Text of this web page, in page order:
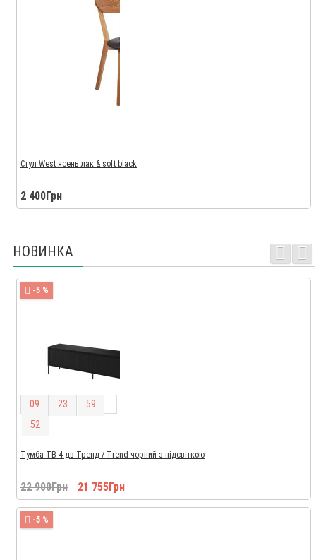
Стул West ясень лак & soft black
2 400Грн
НОВИНКА
-5 %
09 23 59
51
Тумба ТВ 4-дв Тренд / Trend чорний з підсвіткою
22 900Грн 21 755Грн
-5 %